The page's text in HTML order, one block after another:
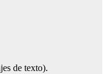
de texto).